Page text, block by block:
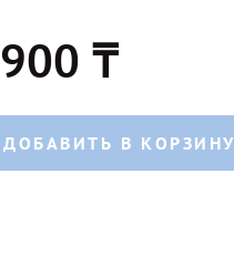
₸
ДОБАВИТЬ В КОРЗИНУ